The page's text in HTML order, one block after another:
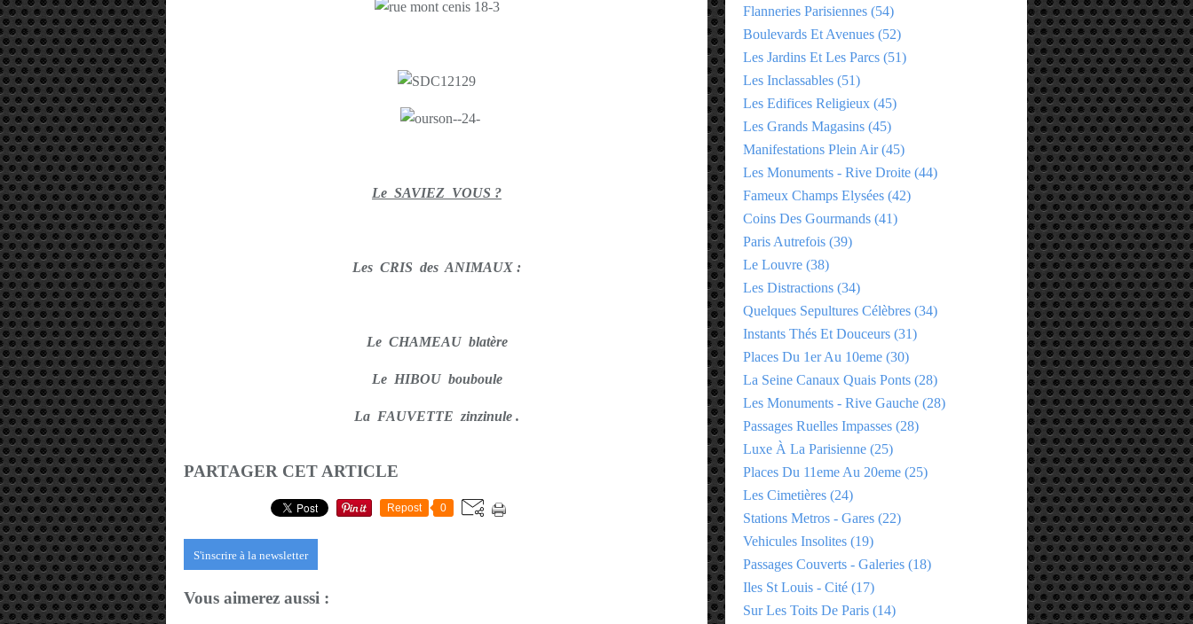
Le SAVIEZ VOUS ?
Les CRIS des ANIMAUX :
Le CHAMEAU blatère
Le HIBOU bouboule
La FAUVETTE zinzinule .
PARTAGER CET ARTICLE
Repost 0
S'inscrire à la newsletter
Vous aimerez aussi :
Flanneries Parisiennes (54)
Boulevards Et Avenues (52)
Les Jardins Et Les Parcs (51)
Les Inclassables (51)
Les Edifices Religieux (45)
Les Grands Magasins (45)
Manifestations Plein Air(45)
Les Monuments - Rive Droite (44)
Fameux Champs Elysées (42)
Coins Des Gourmands (41)
Paris Autrefois (39)
Le Louvre (38)
Les Distractions (34)
Quelques Sepultures Célèbres (34)
Instants Thés Et Douceurs (31)
Places Du 1er Au 10eme (30)
La Seine Canaux Quais Ponts (28)
Les Monuments - Rive Gauche (28)
Passages Ruelles Impasses (28)
Luxe À La Parisienne (25)
Places Du 11eme Au 20eme (25)
Les Cimetières (24)
Stations Metros - Gares (22)
Vehicules Insolites (19)
Passages Couverts - Galeries (18)
Iles St Louis - Cité (17)
Sur Les Toits De Paris (14)